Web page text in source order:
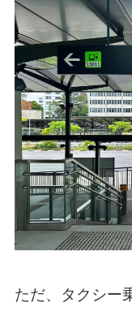
ただ、タクシー